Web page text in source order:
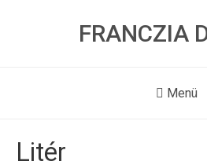
FRANCZIA
Menü
Litér